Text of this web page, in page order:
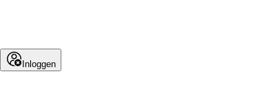
Inloggen